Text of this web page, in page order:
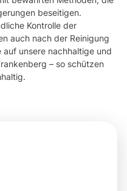
beseitigen.
Kontrolle der
auch nach der Reinigung
auf unsere nachhaltige und
– so schützen